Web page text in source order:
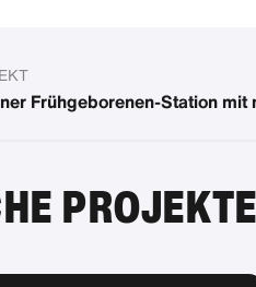
Frühgeborenen-Station mit
PROJEKTE